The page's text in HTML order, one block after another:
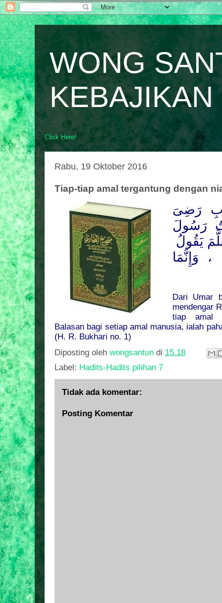
WONG
KEBAJIKAN
Click Here!
Rabu, 19 Oktober 2016
Tiap-tiap amal tergantung dengan
رَضِىَ
رَسُولَ
يَقُولُ
، وَإِنَّمَا
Dari Umar
mendengar
tiap amal
Balasan bagi setiap amal manusia, ialah
(H. R. Bukhari no. 1)
Diposting oleh wongsantun di 15.18
Label: Hadits-Hadits pilihan 7
Tidak ada komentar:
Posting Komentar